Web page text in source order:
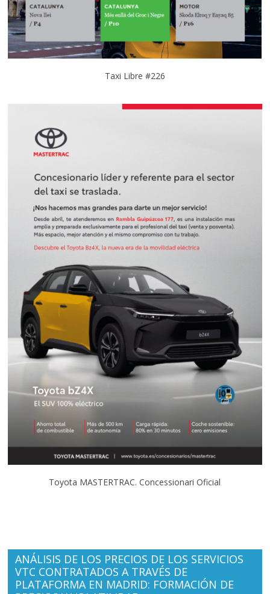
Taxi Libre #226
Toyota MASTERTRAC. Concessionari Oficial
ANÁLISIS DE LOS PRECIOS DE LOS SERVICIOS
VTC CONTRATADOS A TRAVÉS DE
PLATAFORMA EN MADRID: FORMACIÓN DE